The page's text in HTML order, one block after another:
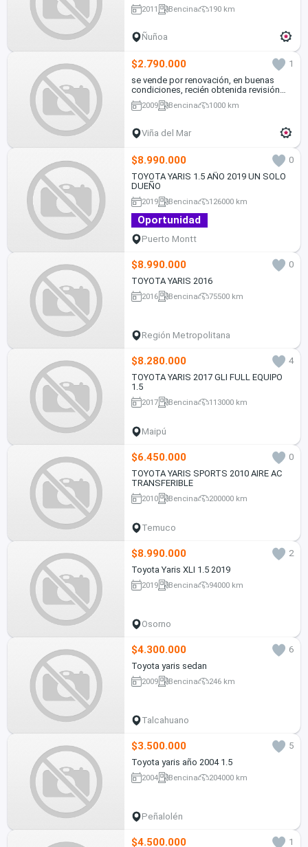
2011 Bencina 190 km
Ñuñoa
$2.790.000
1
se vende por renovación, en buenas
condiciones, recién obtenida revisión
técnica
2009 Bencina 1000 km
Viña del Mar
$8.990.000
0
TOYOTA YARIS 1.5 AÑO 2019 UN SOLO
DUEÑO
2019 Bencina 126000 km
Oportunidad
Puerto Montt
$8.990.000
0
TOYOTA YARIS 2016
2016 Bencina 75500 km
Región Metropolitana
$8.280.000
4
TOYOTA YARIS 2017 GLI FULL EQUIPO
1.5
2017 Bencina 113000 km
Maipú
$6.450.000
0
TOYOTA YARIS SPORTS 2010 AIRE AC
TRANSFERIBLE
2010 Bencina 200000 km
Temuco
$8.990.000
2
Toyota Yaris XLI 1.5 2019
2019 Bencina 94000 km
Osorno
$4.300.000
6
Toyota yaris sedan
2009 Bencina 246 km
Talcahuano
$3.500.000
5
Toyota yaris año 2004 1.5
2004 Bencina 204000 km
Peñalolén
$4.500.000 1